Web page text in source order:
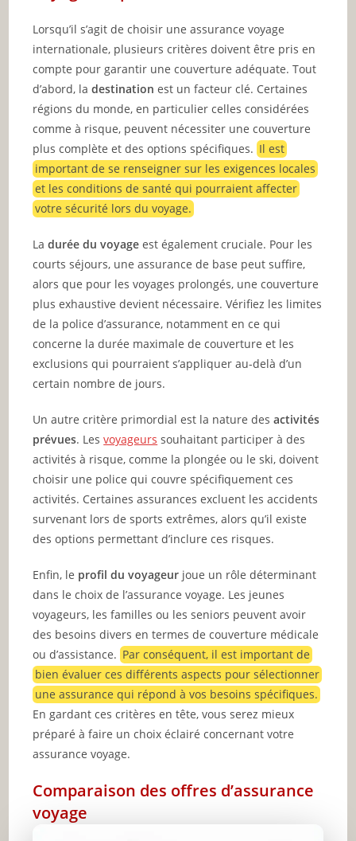
Lorsqu’il s’agit de choisir une assurance voyage
internationale, plusieurs critères doivent être pris en
compte pour garantir une couverture adéquate. Tout
d’abord, ladestination est un facteur clé. Certaines
régions du monde, en particulier celles considérées
comme à risque, peuvent nécessiter une couverture
plus complète et des options spécifiques.Il est
important de se renseigner sur les exigences locales
et les conditions de santé qui pourraient affecter
votre sécurité lors du voyage.
Ladurée du voyage est également cruciale. Pour les
courts séjours, une assurance de base peut suffire,
alors que pour les voyages prolongés, une couverture
plus exhaustive devient nécessaire. Vérifiez les limites
de la police d’assurance, notamment en ce qui
concerne la durée maximale de couverture et les
exclusions qui pourraient s’appliquer au-delà d’un
certain nombre de jours.
Un autre critère primordial est la nature desactivités
prévues. Lesvoyageurs souhaitant participer à des
activités à risque, comme la plongée ou le ski, doivent
choisir une police qui couvre spécifiquement ces
activités. Certaines assurances excluent les accidents
survenant lors de sports extrêmes, alors qu’il existe
des options permettant d’inclure ces risques.
Enfin, le profil du voyageur joue un rôle déterminant
dans le choix de l’assurance voyage. Les jeunes
voyageurs, les familles ou les seniors peuvent avoir
des besoins divers en termes de couverture médicale
ou d’assistance.Par conséquent, il est important de
bien évaluer ces différents aspects pour sélectionner
une assurance qui répond à vos besoins spécifiques.
En gardant ces critères en tête, vous serez mieux
préparé à faire un choix éclairé concernant votre
assurance voyage.
Comparaison des offres d’assurance
voyage